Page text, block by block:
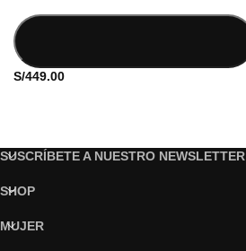
S/449.00
SUSCRÍBETE A NUESTRO NEWSLETTER
SHOP
MUJER